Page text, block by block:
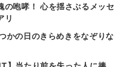
の咆哮！ 心を揺さぶるメッセ
リ
かの日のきらめきをなぞりな